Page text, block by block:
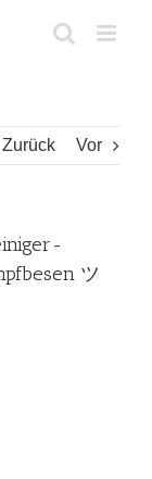
Zurück Vor
ツ